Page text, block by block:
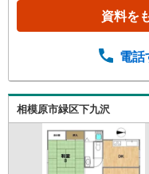
が可能です。
え・最寄駅等で
わせた物件など
いただけると、
談もお気軽にど
あるけど平気？
◎住宅ローンの
「どのくらい」
るとお得なの？
資料を
電話
相模原市緑区下九沢